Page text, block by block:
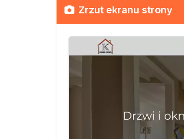
Zrzut ekranu strony